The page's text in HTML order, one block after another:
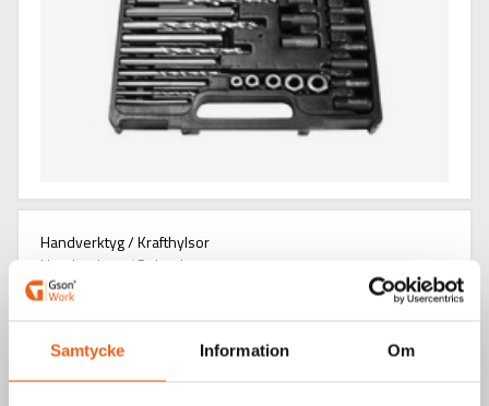
Samtycke Information Om
Handverktyg / Krafthylsor
Handverktyg / Bultutdragare
EASY OFF SOCKET